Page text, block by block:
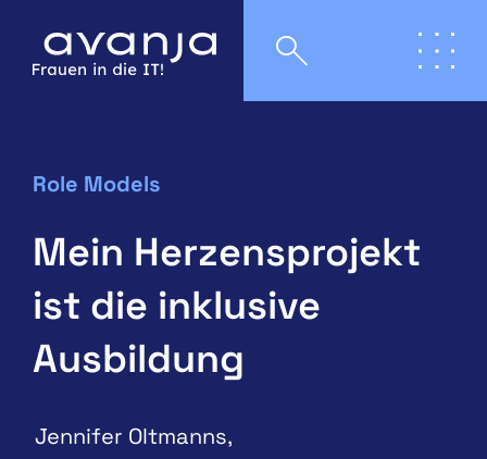
Role Models
Mein Herzensprojekt
ist die inklusive
Ausbildung
Jennifer Oltmanns,